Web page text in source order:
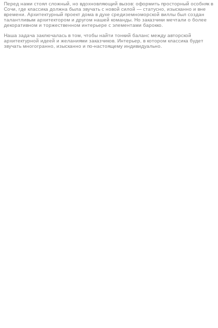
Перед нами стоял сложный, но вдохновляющий вызов: оформить просторный особняк в
Сочи, где классика должна была звучать с новой силой — статусно, изысканно и вне
времени. Архитектурный проект дома в духе средиземноморской виллы был создан
талантливым архитектором и другом нашей команды. Но заказчики мечтали о более
декоративном и торжественном интерьере с элементами барокко.
Наша задача заключалась в том, чтобы найти тонкий баланс между авторской
архитектурной идеей и желаниями заказчиков. Интерьер, в котором классика будет
звучать многогранно, изысканно и по-настоящему индивидуально.